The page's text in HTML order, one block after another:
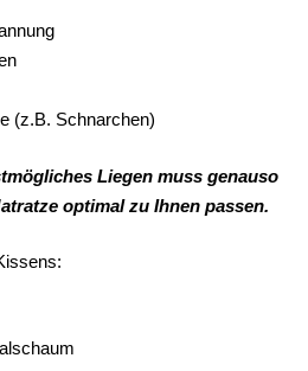
(z.B. Schnarchen)
Liegen muss genauso
optimal zu Ihnen passen.